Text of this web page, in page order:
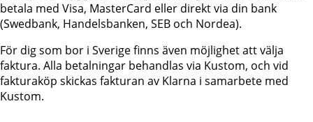
betala med Visa, MasterCard eller direkt via din bank
(Swedbank, Handelsbanken, SEB och Nordea).
För dig som bor i Sverige finns även möjlighet att välja
faktura. Alla betalningar behandlas via Kustom, och vid
fakturaköp skickas fakturan av Klarna i samarbete med
Kustom.